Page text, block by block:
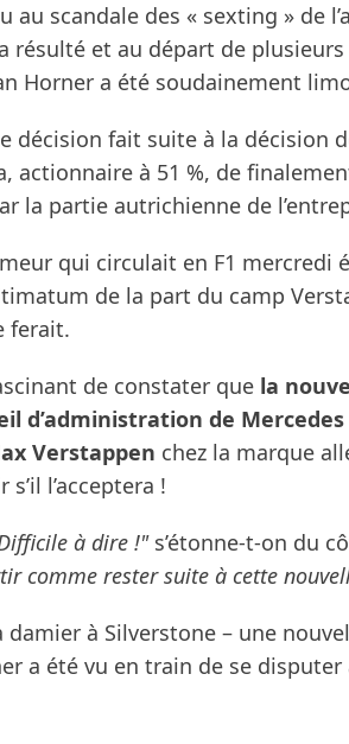
au scandale des « sexting » de
résulté et au départ de
Horner a été soudainement
décision fait suite à la décision
actionnaire à 51 %, de
la partie autrichienne de
qui circulait en F1 mercredi
de la part du camp
ferait.
de constater que la
d’administration de
Verstappen chez la marque
l’acceptera !
à dire !"s’étonne-t-on du
comme rester suite à cette
damier à Silverstone – une
a été vu en train de se disputer